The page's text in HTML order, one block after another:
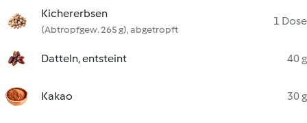
Kichererbsen
(Abtropfgew. 265 g), abgetropft
1 Dose
Datteln, entsteint 40 g
Kakao 30 g